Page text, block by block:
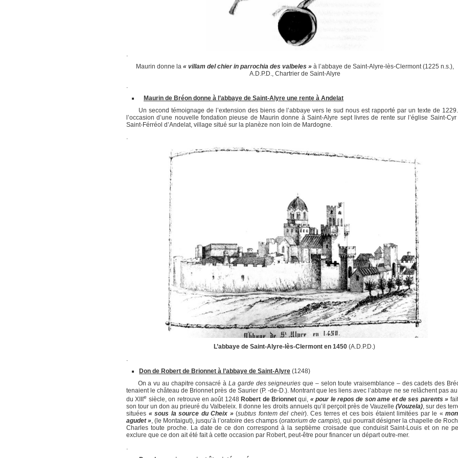
.
Maurin donne la « villam del chier in parrochia des valbeles » à l’abbaye de Saint-Alyre-lès-Clermont (1225 n.s.),
A.D.P.D., Chartrier de Saint-Alyre
.
Maurin de Bréon donne à l’abbaye de Saint-Alyre une rente à Andelat
Un second témoignage de l’extension des biens de l’abbaye vers le sud nous est rapporté par un texte de
l’occasion d’une nouvelle fondation pieuse de Maurin donne à Saint-Alyre sept livres de rente sur l’église Saint-Cyr
Saint-Férréol d’Andelat, village situé sur la planèze non loin de Mardogne.
.
L’abbaye de Saint-Alyre-lès-Clermont en 1450(A.D.P.D.)
.
Don de Robert de Brionnet à l’abbaye de Saint-Alyre (1248)
On a vu au chapitre consacré à La garde des seigneuries que – selon toute vraisemblance – des cadets des
tenaient le château de Brionnet près de Saurier (P. -de-D.). Montrant que les liens avec l’abbaye ne se relâchent pas
du XIIIe siècle, on retrouve en août 1248 Robert de Brionnet qui, « pour le repos de son ame et de ses parents »
son tour un don au prieuré du Valbeleix. Il donne les droits annuels qu’il perçoit près de Vauzelle (Vouzela), sur des
situées « sous la source du Cheix » (subtus fontem del cheir). Ces terres et ces bois étaient limitées par le «
agudet », (le Montaigut), jusqu’à l’oratoire des champs (oratorium de campis), qui pourrait désigner la chapelle de
Charles toute proche. La date de ce don correspond à la septième croisade que conduisit Saint-Louis et on ne
exclure que ce don ait été fait à cette occasion par Robert, peut-être pour financer un départ outre-mer.
.